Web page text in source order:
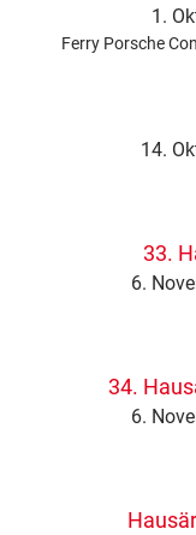
1.
Ferry Porsche
14.
33.
6.
34.
6.